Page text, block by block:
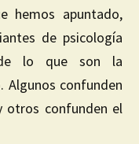
hemos apuntado,
de psicología
lo que son la
Algunos confunden
otros confunden el